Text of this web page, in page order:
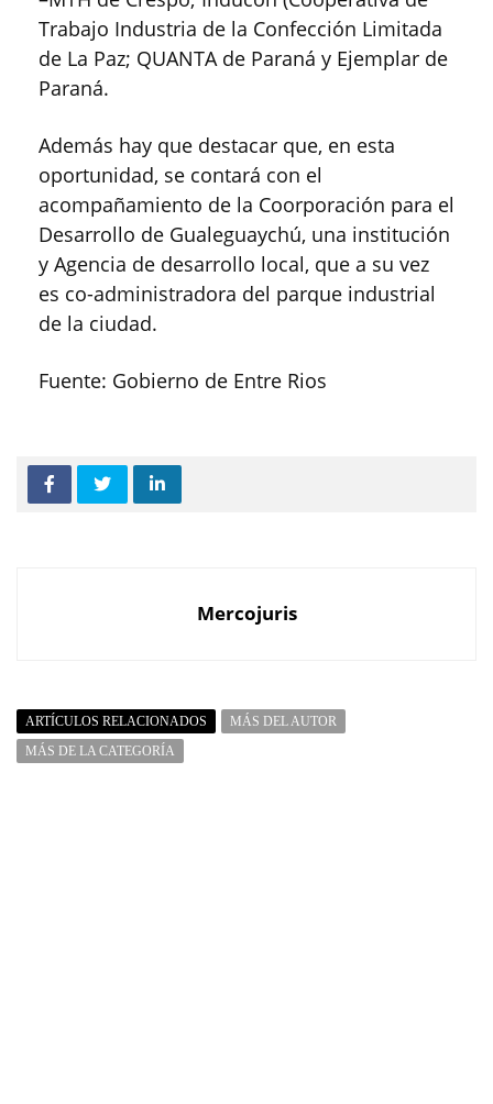
Trabajo Industria de la Confección Limitada
de La Paz; QUANTA de Paraná y Ejemplar de
Paraná.
Además hay que destacar que, en esta
oportunidad, se contará con el
acompañamiento de la Coorporación para el
Desarrollo de Gualeguaychú, una institución
y Agencia de desarrollo local, que a su vez
es co-administradora del parque industrial
de la ciudad.
Fuente: Gobierno de Entre Rios
Mercojuris
ARTÍCULOS RELACIONADOS
MÁS DEL AUTOR
MÁS DE LA CATEGORÍA